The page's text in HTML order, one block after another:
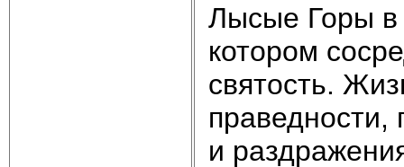
Лысые Горы в
котором
святость.
праведности,
и